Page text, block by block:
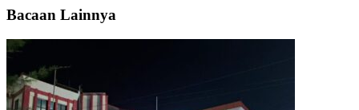
Bacaan Lainnya